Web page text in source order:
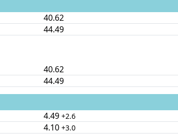
40.62
44.49
40.62
44.49
4.49 +2.6
4.10 +3.0